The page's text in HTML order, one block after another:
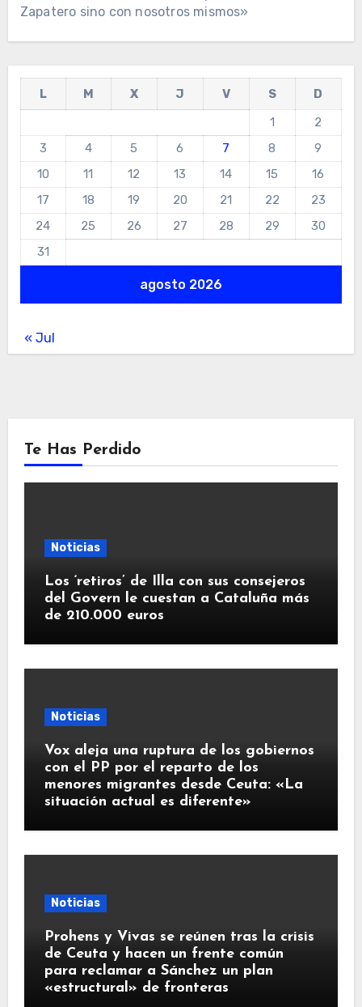
Zapatero sino con nosotros mismos»
agosto 2026
L M X J V S
D
1
2
3
4 5 6 7 8
9
10
11 12 13 14 15
16
17
18 19 20 21 22
23
24
25 26 27 28 29
30
31
« Jul
Te Has Perdido
Noticias
Los ‘retiros’ de Illa con sus consejeros
del Govern le cuestan a Cataluña más
de 210.000 euros
Noticias
Vox aleja una ruptura de los gobiernos
con el PP por el reparto de los
menores migrantes desde Ceuta: «La
situación actual es diferente»
Noticias
Prohens y Vivas se reúnen tras la crisis
de Ceuta y hacen un frente común
para reclamar a Sánchez un plan
«estructural» de fronteras